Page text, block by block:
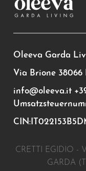
Oleeva Garda
Via Brione 38066
info@oleeva.it
CRETTI EGIDIO -
GARDA